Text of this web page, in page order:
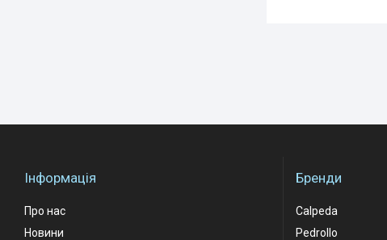
Інформація
Про нас
Новини
Бренди
Calpeda
Pedrollo